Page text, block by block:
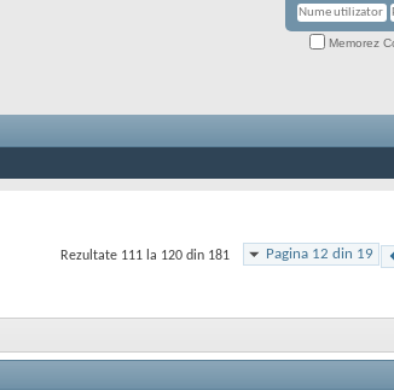
Memorez
Pagina 12 din 19
Rezultate 111 la 120 din 181